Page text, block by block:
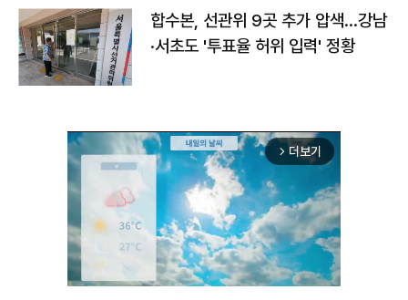
합수본, 선관위 9곳 추가 압색…강남
·서초도 '투표율 허위 입력' 정황
arrow_forward_ios 더보기